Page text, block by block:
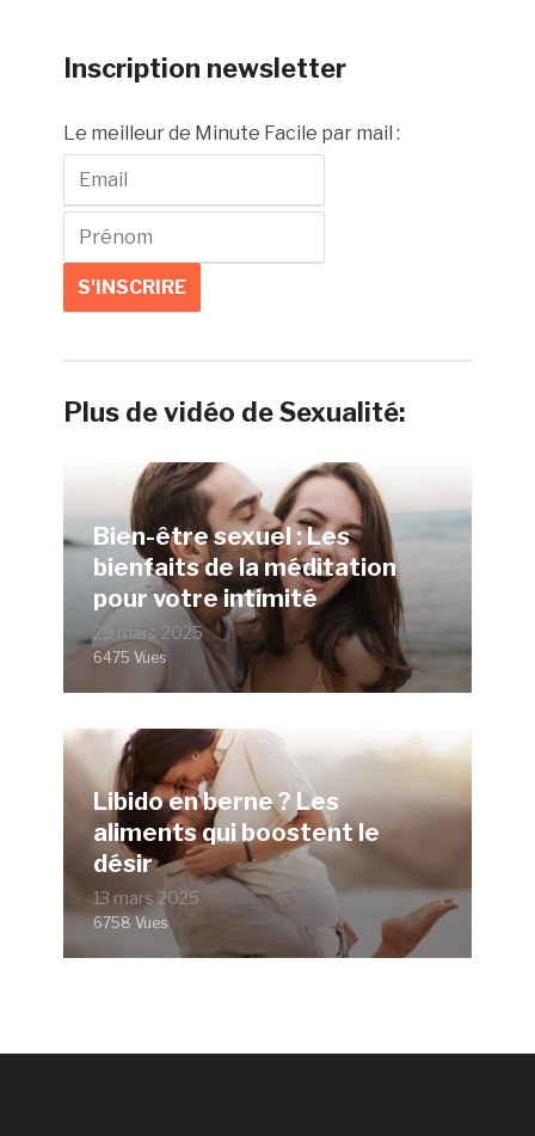
Inscription newsletter
Le meilleur de Minute Facile par mail :
Plus de vidéo de Sexualité:
Bien-être sexuel : Les
bienfaits de la méditation
pour votre intimité
29 mars 2025
6475 Vues
Libido en berne ? Les
aliments qui boostent le
désir
13 mars 2025
6758 Vues